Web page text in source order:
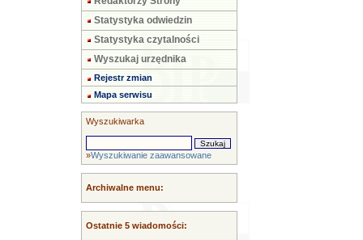
Statystyka odwiedzin
Statystyka czytalności
Wyszukaj urzędnika
Rejestr zmian
Mapa serwisu
Wyszukiwarka
»Wyszukiwanie zaawansowane
Archiwalne menu:
Ostatnie 5 wiadomości: